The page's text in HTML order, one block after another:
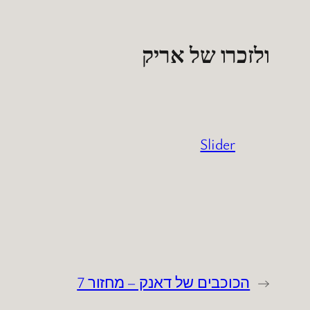
ולזכרו של אריק
Slider
← הכוכבים של דאנק – מחזור 7